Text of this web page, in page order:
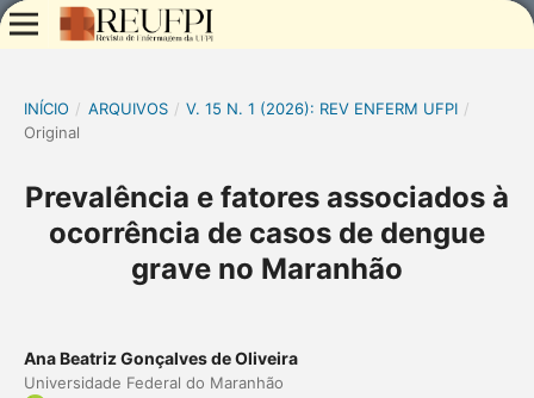
INÍCIO / ARQUIVOS / V. 15 N. 1 (2026): REV ENFERM UFPI /
Original
Prevalência e fatores associados à
ocorrência de casos de dengue
grave no Maranhão
Ana Beatriz Gonçalves de Oliveira
Universidade Federal do Maranhão